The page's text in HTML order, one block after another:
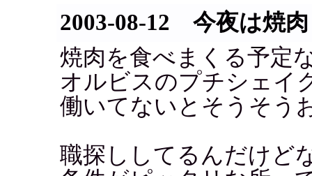
2003-08-12 今夜は焼肉
焼肉を食べまくる予定
オルビスのプチシェイ
働いてないとそうそう
職探ししてるんだけど